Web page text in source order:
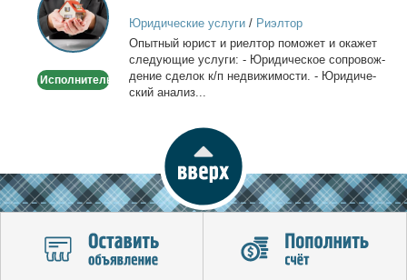
сделок
с
недвижимостью
Исполнитель
Юридические услуги/ Риэлтор
Опыт­ный юрист и ри­ел­тор по­мо­жет и ока­жет
сле­ду­ю­щие услу­ги: - Юри­ди­че­ское со­про­вож­
де­ние сде­лок к/п недви­жи­мо­сти. - Юри­ди­че­
ский ана­лиз...